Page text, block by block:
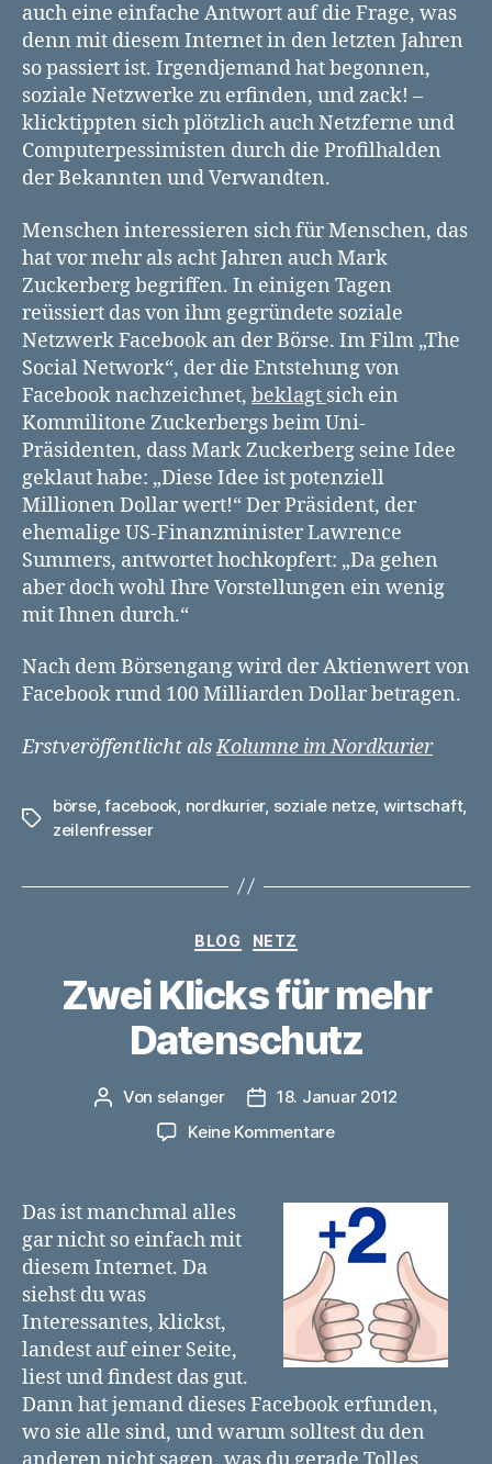
auch eine einfache Antwort auf die Frage, was
denn mit diesem Internet in den letzten Jahren
so passiert ist. Irgendjemand hat begonnen,
soziale Netzwerke zu erfinden, und zack! –
klicktippten sich plötzlich auch Netzferne und
Computerpessimisten durch die Profilhalden
der Bekannten und Verwandten.
Menschen interessieren sich für Menschen, das
hat vor mehr als acht Jahren auch Mark
Zuckerberg begriffen. In einigen Tagen
reüssiert das von ihm gegründete soziale
Netzwerk Facebook an der Börse. Im Film „The
Social Network“, der die Entstehung von
Facebook nachzeichnet, beklagt sich ein
Kommilitone Zuckerbergs beim Uni-
Präsidenten, dass Mark Zuckerberg seine Idee
geklaut habe: „Diese Idee ist potenziell
Millionen Dollar wert!“ Der Präsident, der
ehemalige US-Finanzminister Lawrence
Summers, antwortet hochkopfert: „Da gehen
aber doch wohl Ihre Vorstellungen ein wenig
mit Ihnen durch.“
Nach dem Börsengang wird der Aktienwert von
Facebook rund 100 Milliarden Dollar betragen.
Erstveröffentlicht alsKolumne im Nordkurier
Schlagwörter
börse,facebook nordkurier, soziale netze, wirtschaft,
zeilenfresser
Kategorien
BLOG NETZ
Zwei Klicks für mehr
Datenschutz
Beitragsautor
Von selanger Veröffentlichungsdatum
18. Januar 2012
Keine Kommentarezu
für
mehr
Datenschutz
Das ist manchmal alles
gar nicht so einfach mit
diesem Internet. Da
siehst du was
Interessantes, klickst,
landest auf einer Seite,
liest und findest das gut.
Dann hat jemand dieses Facebook erfunden,
wo sie alle sind, und warum solltest du den